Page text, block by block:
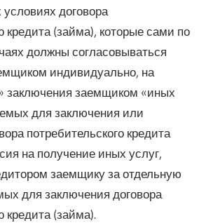
договора
кредита (займа), которые сами по
должны согласовываться
индивидуально, на
заключения заемщиком «иных
для заключения или
потребительского кредита
на получение иных услуг,
заемщику за отдельную
для заключения договора
кредита (займа).